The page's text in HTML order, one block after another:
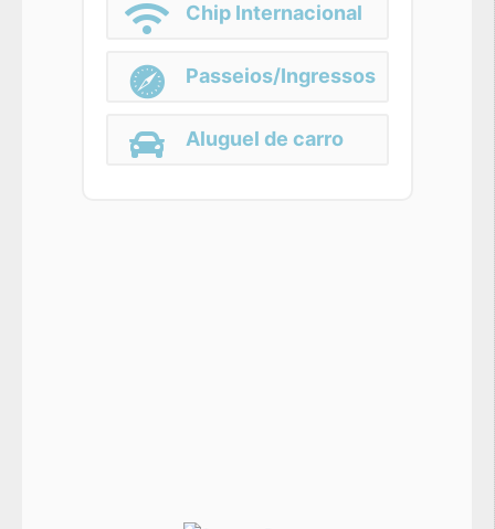
Chip Internacional
Passeios/Ingressos
Aluguel de carro